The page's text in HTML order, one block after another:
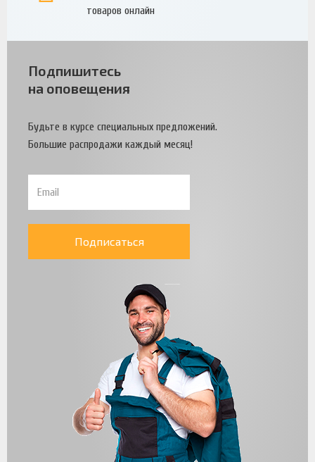
товаров онлайн
Подпишитесь
на оповещения
Будьте в курсе специальных предложений.
Большие распродажи каждый месяц!
Подписаться